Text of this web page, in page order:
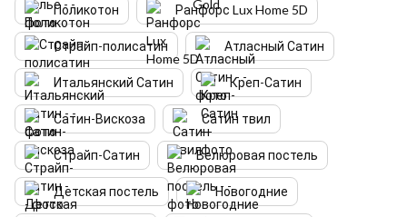
Поликотон Ранфорс Lux Home 5D
Страйп-полисатин Атласный Сатин
Итальянский Сатин Креп-Сатин
Сатин-Вискоза Сатин твил
Страйп-Сатин Велюровая постель
Детская постель Новогодние